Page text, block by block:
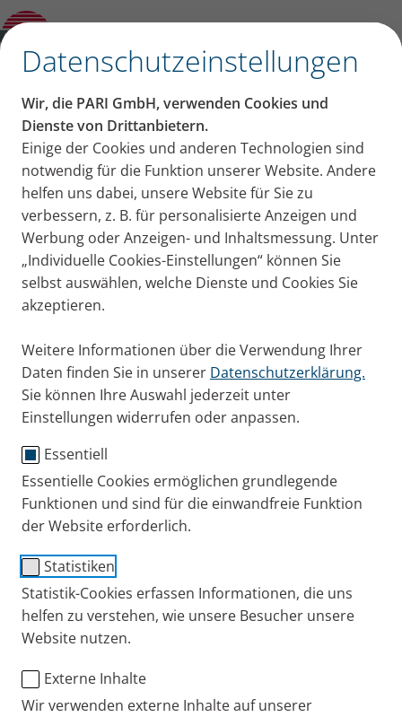
Datenschutzeinstellungen
Wir, die PARI GmbH, verwenden Cookies und
Dienste von Drittanbietern.
Einige der Cookies und anderen Technologien sind
notwendig für die Funktion unserer Website. Andere
helfen uns dabei, unsere Website für Sie zu
verbessern, z. B. für personalisierte Anzeigen und
Werbung oder Anzeigen- und Inhaltsmessung. Unter
„Individuelle Cookies-Einstellungen“ können Sie
selbst auswählen, welche Dienste und Cookies Sie
akzeptieren.
Weitere Informationen über die Verwendung Ihrer
Daten finden Sie in unserer Datenschutzerklärung.
Sie können Ihre Auswahl jederzeit unter
Einstellungen widerrufen oder anpassen.
Essentiell
Essentielle Cookies ermöglichen grundlegende
Funktionen und sind für die einwandfreie Funktion
der Website erforderlich.
Statistiken
Statistik-Cookies erfassen Informationen, die uns
helfen zu verstehen, wie unsere Besucher unsere
Website nutzen.
Externe Inhalte
Wir verwenden externe Inhalte auf unserer
Produktberater
Gebrauchsanweisung
PARI PEP®System I
Gebrauchsanweisung
PARI PEP I and II
Instructions for use 018D0003-E-11/15
Bestell-Nr.: 018G6100